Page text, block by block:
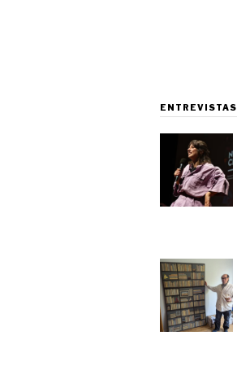
ENTREVISTAS